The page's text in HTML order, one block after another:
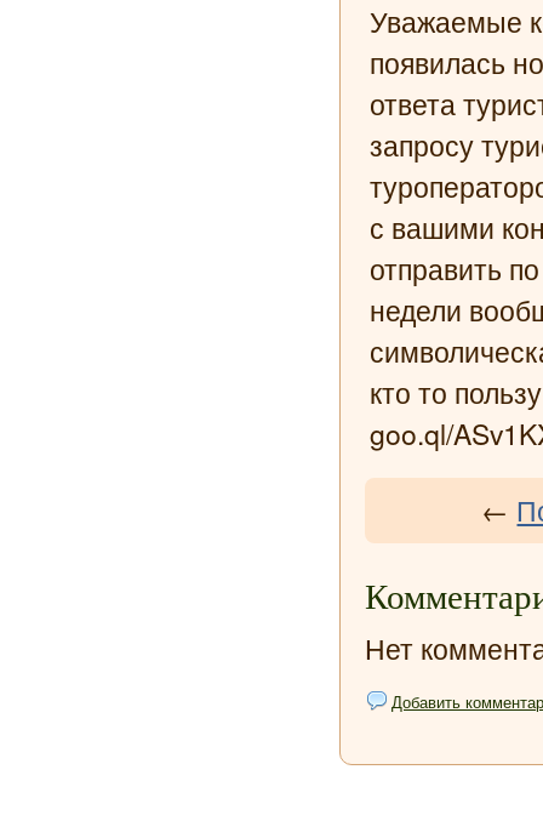
Уважаемые
появилась
ответа
запросу
с вашими
отправить
недели
кто то
goo.ql/
←
Нет
Добавить